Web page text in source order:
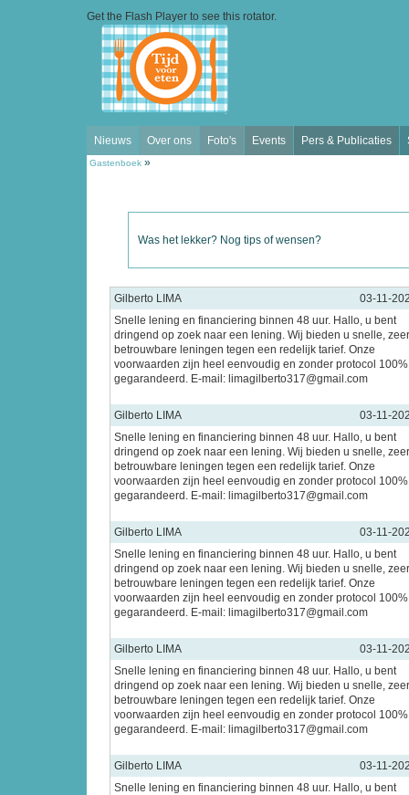
Get the Flash Player to see this rotator.
Nieuws Over ons Foto's Events Pers & Publicaties
Gastenboek »
Was het lekker? Nog tips of wensen?
Gilberto LIMA
03-11-
Snelle lening en financiering binnen 48 uur. Hallo, u bent
dringend op zoek naar een lening. Wij bieden u snelle, zeer
betrouwbare leningen tegen een redelijk tarief. Onze
voorwaarden zijn heel eenvoudig en zonder protocol 100%
gegarandeerd. E-mail: limagilberto317@gmail.com
Gilberto LIMA
03-11-
Snelle lening en financiering binnen 48 uur. Hallo, u bent
dringend op zoek naar een lening. Wij bieden u snelle, zeer
betrouwbare leningen tegen een redelijk tarief. Onze
voorwaarden zijn heel eenvoudig en zonder protocol 100%
gegarandeerd. E-mail: limagilberto317@gmail.com
Gilberto LIMA
03-11-
Snelle lening en financiering binnen 48 uur. Hallo, u bent
dringend op zoek naar een lening. Wij bieden u snelle, zeer
betrouwbare leningen tegen een redelijk tarief. Onze
voorwaarden zijn heel eenvoudig en zonder protocol 100%
gegarandeerd. E-mail: limagilberto317@gmail.com
Gilberto LIMA
03-11-
Snelle lening en financiering binnen 48 uur. Hallo, u bent
dringend op zoek naar een lening. Wij bieden u snelle, zeer
betrouwbare leningen tegen een redelijk tarief. Onze
voorwaarden zijn heel eenvoudig en zonder protocol 100%
gegarandeerd. E-mail: limagilberto317@gmail.com
Gilberto LIMA
03-11-
Snelle lening en financiering binnen 48 uur. Hallo, u bent